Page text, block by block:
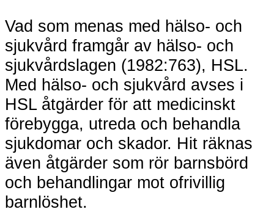
Vad som menas med hälso- och
sjukvård framgår av hälso- och
sjukvårdslagen (1982:763), HSL.
Med hälso- och sjukvård avses i
HSL åtgärder för att medicinskt
förebygga, utreda och behandla
sjukdomar och skador. Hit räknas
även åtgärder som rör barnsbörd
och behandlingar mot ofrivillig
barnlöshet.